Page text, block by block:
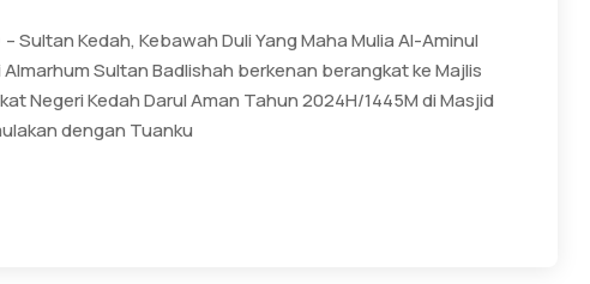
– Sultan Kedah, Kebawah Duli Yang Maha Mulia Al-Aminul
Sultan Badlishah berkenan berangkat ke Majlis
Negeri Kedah Darul Aman Tahun 2024H/1445M di Masjid
dengan Tuanku